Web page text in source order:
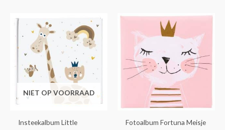
NIET OP VOORRAAD
Insteekalbum Little
Fotoalbum Fortuna Meisje